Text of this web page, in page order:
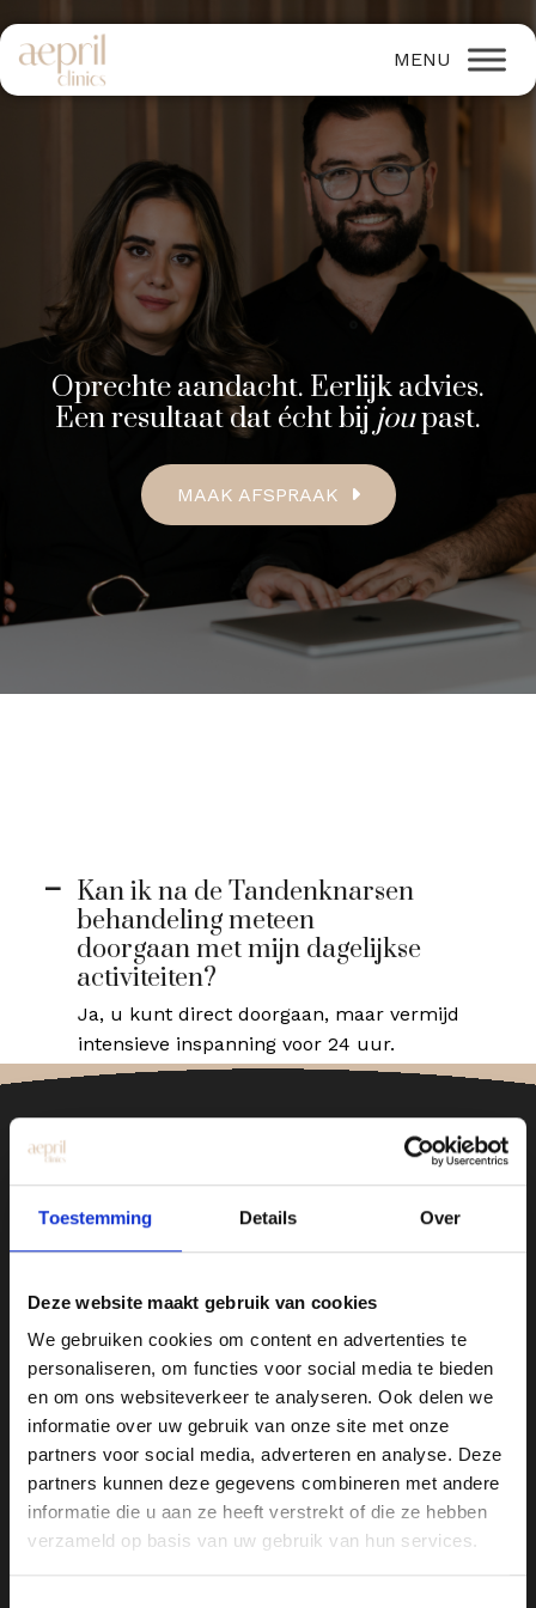
Toestemming Details Over
Deze website maakt gebruik van cookies
We gebruiken cookies om content en advertenties te
personaliseren, om functies voor social media te bieden
en om ons websiteverkeer te analyseren. Ook delen we
informatie over uw gebruik van onze site met onze
partners voor social media, adverteren en analyse. Deze
partners kunnen deze gegevens combineren met andere
informatie die u aan ze heeft verstrekt of die ze hebben
verzameld op basis van uw gebruik van hun services.
Oprechte aandacht. Eerlijk advies.
Een resultaat dat écht bij joupast.
MAAK AFSPRAAK
A
Kan ik na de Tandenknarsen
behandeling meteen
doorgaan met mijn dagelijkse
activiteiten?
Ja, u kunt direct doorgaan, maar vermijd
intensieve inspanning voor 24 uur.
Kliniek Utrecht
Amsterdamsestraatweg 717-719
Over Aepril
Bij Aepril Clinics combineren we expertise